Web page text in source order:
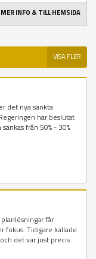
MER INFO & TILL HEMSIDA
VISA FLER
det nya sänkta
har beslutat
från 50% - 30%
får
fokus. Tidigare kallade
det var just precis